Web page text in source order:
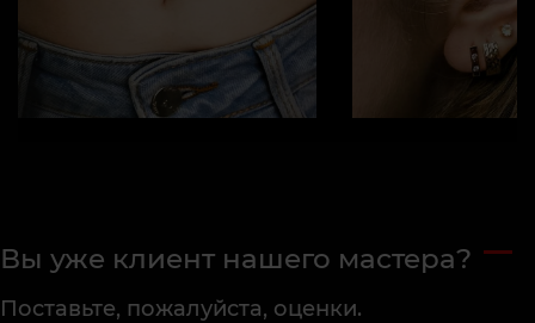
Вы уже клиент нашего мастера?
Поставьте, пожалуйста, оценки.